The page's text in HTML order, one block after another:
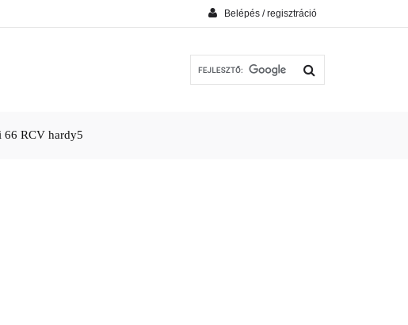
Belépés / regisztráció
66 RCV hardy5